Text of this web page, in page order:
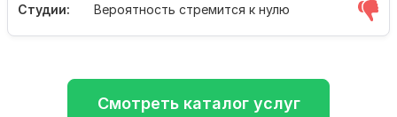
Студии: Вероятность стремится к нулю
Смотреть каталог услуг